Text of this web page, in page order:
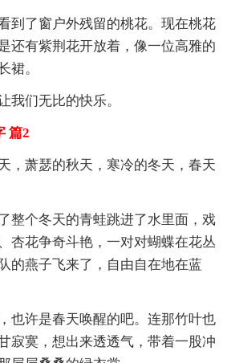
到了窗户外残留的桃花。现在桃花
还有紫荆花开放着，像一位高雅的
裙。
我们无比的快乐。
篇2
，萧瑟的秋天，寒冷的冬天，春天
整个冬天的青蛙跳进了水里面，戏
杏花争奇斗艳，一对对蝴蝶在花丛
的燕子飞来了，自由自在地在蓝
也许是春天唤醒的吧。连那竹叶也
寂寞，想出来透透气，带着一股冲